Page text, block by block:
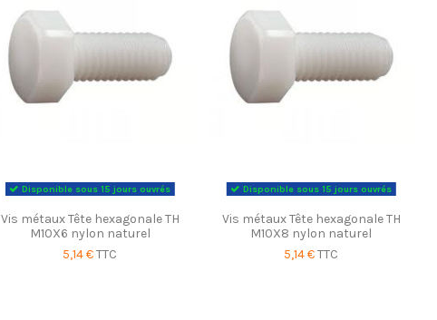
Disponible sous 15 jours ouvrés
Vis métaux Tête hexagonale TH
M10X6 nylon naturel
5,14 €TTC
Disponible sous 15 jours ouvrés
Vis métaux Tête hexagonale TH
M10X8 nylon naturel
5,14 €TTC